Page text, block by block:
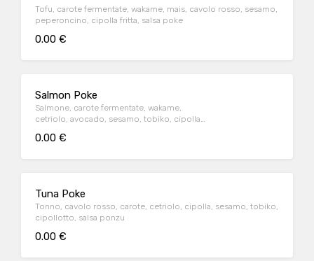
Tofu, carote fermentate, wakame, mais, cavolo rosso, sesamo,
peperoncino, cipolla fritta, salsa poke
0.00 €
Salmon Poke
Salmone, carote fermentate, wakame,
cetriolo, avocado, sesamo, tobiko, cipolla
0.00 €
Tuna Poke
Tonno, cavolo rosso, carote, cetriolo, cipolla, sesamo, tobiko,
cipollotto, salsa ponzu
0.00 €